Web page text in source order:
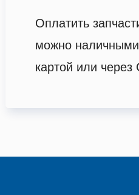
Оплатить
можно
картой или